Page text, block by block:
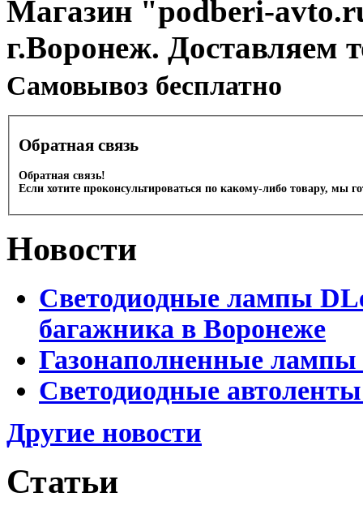
Магазин "podberi-
г.Воронеж. Доставляем
Cамовывоз бесплатно
Обратная связь
Обратная связь!
Если хотите проконсультироваться по какому-либо товару, мы
Новости
Светодиодные лампы
багажника в Воронеже
Газонаполненные
Светодиодные
Другие новости
Статьи